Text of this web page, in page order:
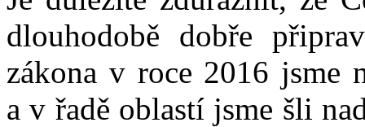
dlouhodobě dobře
zákona v roce 2016 jsme
a v řadě oblastí jsme šli